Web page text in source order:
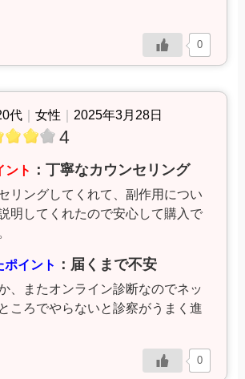
0
代 ｜女性 ｜ 2025年3月28日
4
ント ：丁寧なカウンセリング
リングしてくれて、副作用につい
明してくれたので安心して購入で
ポイント ：届くまで不安
、またオンライン診断なのでネッ
ころでやらないと診察がうまく進
0